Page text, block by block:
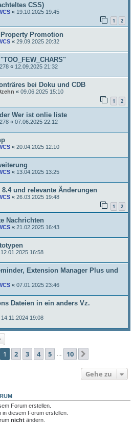
CSS)
« 19.10.2025 19:45
1 2
Promotion
« 29.09.2025 20:32
« 12.09.2025 21:32
bei Doku und CDB
« 09.06.2025 15:10
1 2
Wer ist onlie liste
« 07.06.2025 22:12
« 20.04.2025 12:10
« 13.04.2025 13:25
und relevante Änderungen
« 26.03.2025 19:48
1 2
Nachrichten
« 21.02.2025 16:43
12.01.2025 16:58
Extension Manager Plus und
« 07.01.2025 23:46
Dateien in ein anders Vz.
14.11.2024 19:08
Seite 1von 10
1 2 3 4 5 10
Gehe zu
Forum erstellen.
diesem Forum erstellen.
nicht ändern.